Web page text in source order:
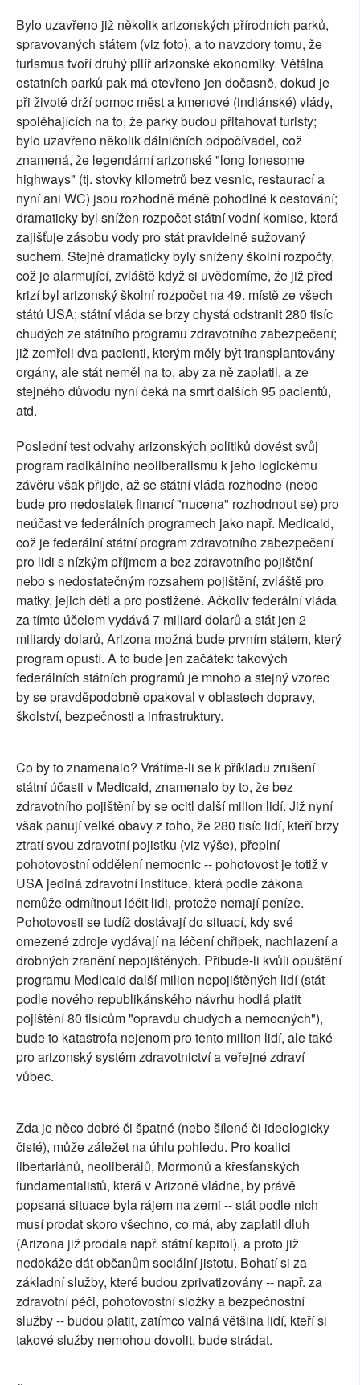
Bylo uzavřeno již několik arizonských přírodních parků,
spravovaných státem (viz foto), a to navzdory tomu, že
turismus tvoří druhý pilíř arizonské ekonomiky. Většina
ostatních parků pak má otevřeno jen dočasně, dokud je
při životě drží pomoc měst a kmenové (indiánské) vlády,
spoléhajících na to, že parky budou přitahovat turisty;
bylo uzavřeno několik dálničních odpočívadel, což
znamená, že legendární arizonské "long lonesome
highways" (tj. stovky kilometrů bez vesnic, restaurací a
nyní ani WC) jsou rozhodně méně pohodlné k cestování;
dramaticky byl snížen rozpočet státní vodní komise, která
zajišťuje zásobu vody pro stát pravidelně sužovaný
suchem. Stejně dramaticky byly sníženy školní rozpočty,
což je alarmující, zvláště když si uvědomíme, že již před
krizí byl arizonský školní rozpočet na 49. místě ze všech
států USA; státní vláda se brzy chystá odstranit 280 tisíc
chudých ze státního programu zdravotního zabezpečení;
již zemřeli dva pacienti, kterým měly být transplantovány
orgány, ale stát neměl na to, aby za ně zaplatil, a ze
stejného důvodu nyní čeká na smrt dalších 95 pacientů,
atd.
Poslední test odvahy arizonských politiků dovést svůj
program radikálního neoliberalismu k jeho logickému
závěru však přijde, až se státní vláda rozhodne (nebo
bude pro nedostatek financí "nucena" rozhodnout se) pro
neúčast ve federálních programech jako např. Medicaid,
což je federální státní program zdravotního zabezpečení
pro lidi s nízkým příjmem a bez zdravotního pojištění
nebo s nedostatečným rozsahem pojištění, zvláště pro
matky, jejich děti a pro postižené. Ačkoliv federální vláda
za tímto účelem vydává 7 miliard dolarů a stát jen 2
miliardy dolarů, Arizona možná bude prvním státem, který
program opustí. A to bude jen začátek: takových
federálních státních programů je mnoho a stejný vzorec
by se pravděpodobně opakoval v oblastech dopravy,
školství, bezpečnosti a infrastruktury.
Co by to znamenalo? Vrátíme-li se k příkladu zrušení
státní účasti v Medicaid, znamenalo by to, že bez
zdravotního pojištění by se ocitl další milion lidí. Již nyní
však panují velké obavy z toho, že 280 tisíc lidí, kteří brzy
ztratí svou zdravotní pojistku (viz výše), přeplní
pohotovostní oddělení nemocnic -- pohotovost je totiž v
USA jediná zdravotní instituce, která podle zákona
nemůže odmítnout léčit lidi, protože nemají peníze.
Pohotovosti se tudíž dostávají do situací, kdy své
omezené zdroje vydávají na léčení chřipek, nachlazení a
drobných zranění nepojištěných. Přibude-li kvůli opuštění
programu Medicaid další milion nepojištěných lidí (stát
podle nového republikánského návrhu hodlá platit
pojištění 80 tisícům "opravdu chudých a nemocných"),
bude to katastrofa nejenom pro tento milion lidí, ale také
pro arizonský systém zdravotnictví a veřejné zdraví
vůbec.
Zda je něco dobré či špatné (nebo šílené či ideologicky
čisté), může záležet na úhlu pohledu. Pro koalici
libertariánů, neoliberálů, Mormonů a křesťanských
fundamentalistů, která v Arizoně vládne, by právě
popsaná situace byla rájem na zemi -- stát podle nich
musí prodat skoro všechno, co má, aby zaplatil dluh
(Arizona již prodala např. státní kapitol), a proto již
nedokáže dát občanům sociální jistotu. Bohatí si za
základní služby, které budou zprivatizovány -- např. za
zdravotní péči, pohotovostní složky a bezpečnostní
služby -- budou platit, zatímco valná většina lidí, kteří si
takové služby nemohou dovolit, bude strádat.